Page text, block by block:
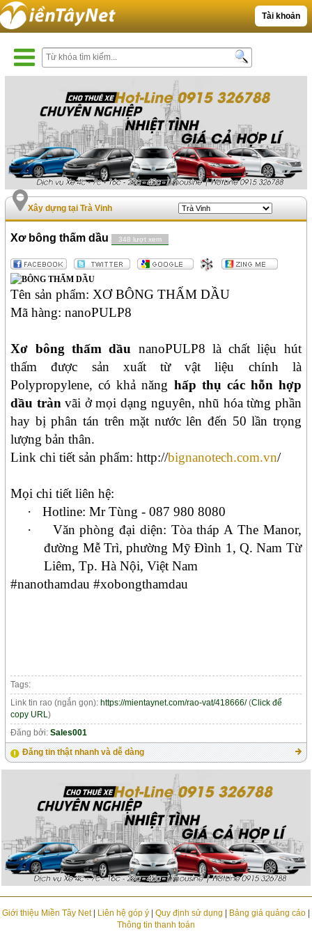
Tài khoản
Xây dựng tại Trà Vinh
Xơ bông thấm dầu 348 lượt xem
Tên sản phẩm: XƠ BÔNG THẤM DẦU
Mã hàng: nanoPULP8
Xơ bông thấm dầu nanoPULP8 là chất liệu hút
thấm được sản xuất từ vật liệu chính là
Polypropylene,có khả năng hấp thụ các hỗn hợp
dầu tràn vãi ở mọi dạng nguyên, nhũ hóa từng phần
hay bị phân tán trên mặt nước lên đến 50 lần trọng
lượng bản thân.
Link chi tiết sản phẩm: http://bignanotech.com.vn/
Mọi chi tiết liên hệ:
·
Hotline:Mr Tùng - 087 980 8080
·
Văn phòng đại diện: Tòa tháp A The Manor,
đường Mễ Trì, phường Mỹ Đình 1, Q. Nam Từ
Liêm, Tp.Hà Nội, Việt Nam
#nanothamdau #xobongthamdau
Tags:
Link tin rao (ngắn gọn):https://mientaynet.com/rao-vat/418666/(Click để
copy URL)
Đăng bởi:Sales001
Đăng tin thật nhanh và dễ dàng
Giới thiệu Miền Tây Net| Liên hệ góp ý| Quy định sử dụng | Bảng giá quảng cáo|
Thông tin thanh toán